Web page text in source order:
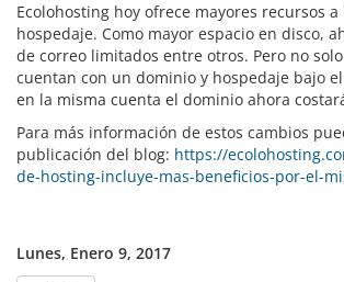
Ecolohosting hoy ofrece mayores recursos
hospedaje. Como mayor espacio en disco,
de correo limitados entre otros. Pero no
cuentan con un dominio y hospedaje bajo
en la misma cuenta el dominio ahora
Para más información de estos cambios
publicación del blog: https://
de-hosting-incluye-mas-beneficios-por-el-
Lunes, Enero 9, 2017